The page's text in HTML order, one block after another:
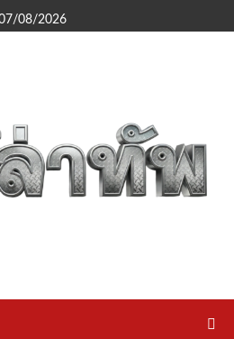
08/2026